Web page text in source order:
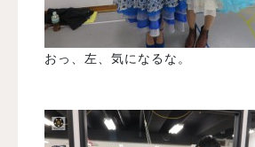
おっ、左、気になるな。